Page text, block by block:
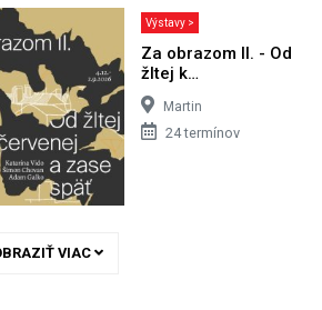
Výstavy >
Za obrazom II. - Od
žltej k…
Martin
24 termínov
VIAC